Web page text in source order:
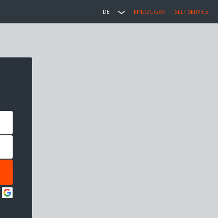
DE EINLOGGEN SELF SERVICE